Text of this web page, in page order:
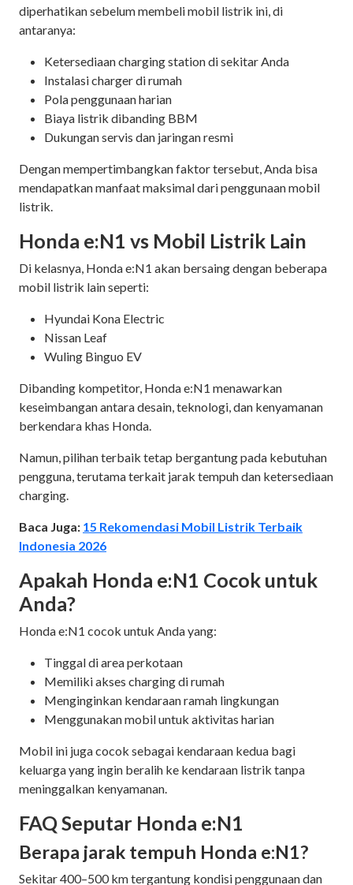
diperhatikan sebelum membeli mobil listrik ini, di
antaranya:
Ketersediaan charging station di sekitar Anda
Instalasi charger di rumah
Pola penggunaan harian
Biaya listrik dibanding BBM
Dukungan servis dan jaringan resmi
Dengan mempertimbangkan faktor tersebut, Anda bisa
mendapatkan manfaat maksimal dari penggunaan mobil
listrik.
Honda e:N1 vs Mobil Listrik Lain
Di kelasnya, Honda e:N1 akan bersaing dengan beberapa
mobil listrik lain seperti:
Hyundai Kona Electric
Nissan Leaf
Wuling Binguo EV
Dibanding kompetitor, Honda e:N1 menawarkan
keseimbangan antara desain, teknologi, dan kenyamanan
berkendara khas Honda.
Namun, pilihan terbaik tetap bergantung pada kebutuhan
pengguna, terutama terkait jarak tempuh dan ketersediaan
charging.
Baca Juga: 15 Rekomendasi Mobil Listrik Terbaik
Indonesia 2026
Apakah Honda e:N1 Cocok untuk
Anda?
Honda e:N1 cocok untuk Anda yang:
Tinggal di area perkotaan
Memiliki akses charging di rumah
Menginginkan kendaraan ramah lingkungan
Menggunakan mobil untuk aktivitas harian
Mobil ini juga cocok sebagai kendaraan kedua bagi
keluarga yang ingin beralih ke kendaraan listrik tanpa
meninggalkan kenyamanan.
FAQ Seputar Honda e:N1
Berapa jarak tempuh Honda e:N1?
Sekitar 400–500 km tergantung kondisi penggunaan dan